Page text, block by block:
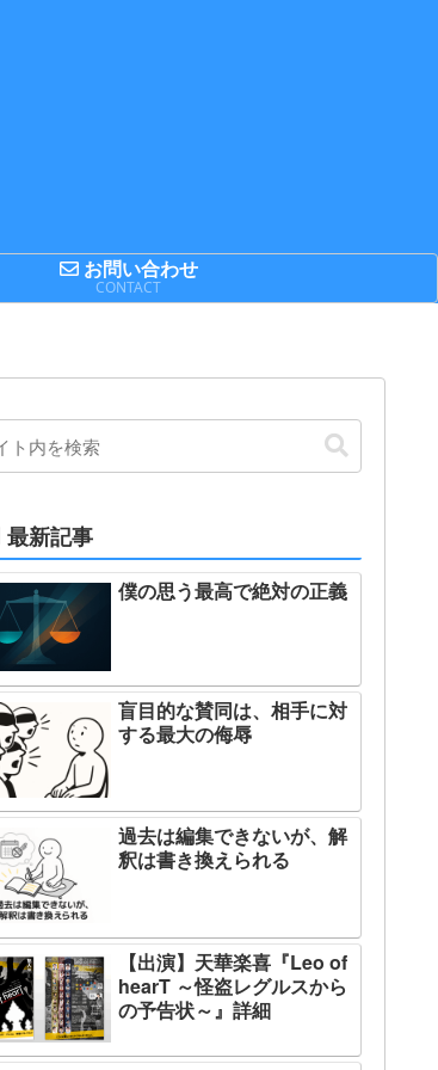
お問い合わせ
CONTACT
最新記事
僕の思う最高で絶対の正義
盲目的な賛同は、相手に対
する最大の侮辱
過去は編集できないが、解
釈は書き換えられる
【出演】天華楽喜『Leo of
hearT ～怪盗レグルスから
の予告状～』詳細